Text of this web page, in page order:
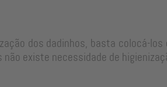
dos dadinhos, basta colocá-
existe necessidade de